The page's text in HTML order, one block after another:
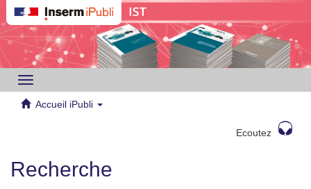
Toggle
navigation
Accueil iPubli
Ecoutez
Recherche